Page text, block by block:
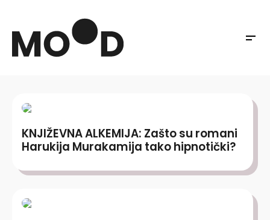
KNJIŽEVNA ALKEMIJA: Zašto su romani
Harukija Murakamija tako hipnotički?